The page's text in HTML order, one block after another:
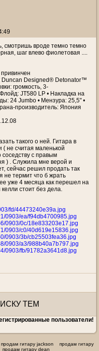
смотришь вроде темно темно
шаг влево фиолетовая ....
Duncan Designed® Detonator™
громкость, 3-
JT580 LP • Накладка на
24 Jumbo • Мензура: 25,5" •
производитель: Япония
такого о ней. Гитара в
( не считая маленькой
соседству с правым
) . Служила мне верой и
сейчас решил продать так
не термит что б жрать
уже 4 месяца как перешел на
стоит без дела.
fd/44473240e39a.jpg
0903/ea/f94db4700985.jpg
0903/0c/18e833203e17.jpg
0903/c0/40d619e15836.jpg
0903/3b/cb25503fea36.jpg
0903/a3/988b40a7b797.jpg
0903/fb/91782a3641d8.jpg
ТЕМ
пользователи!
продам гитару jackson
продам гитару
продам гитару dean